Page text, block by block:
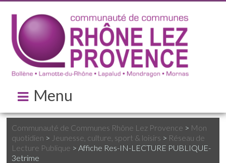
Menu
Communauté de Communes Rhône Lez Provence > Mon
quotidien > Jeunesse, culture, sport & loisirs > Réseau de
Lecture Publique >Affiche Res-IN-LECTURE PUBLIQUE-
3etrime